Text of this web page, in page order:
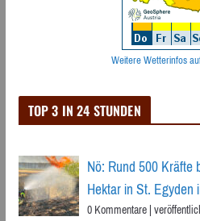
Weitere Wetterinfos
TOP 3 IN 24 STUNDEN
Nö: Rund 500
Hektar in St. Egyden
0 Kommentare|